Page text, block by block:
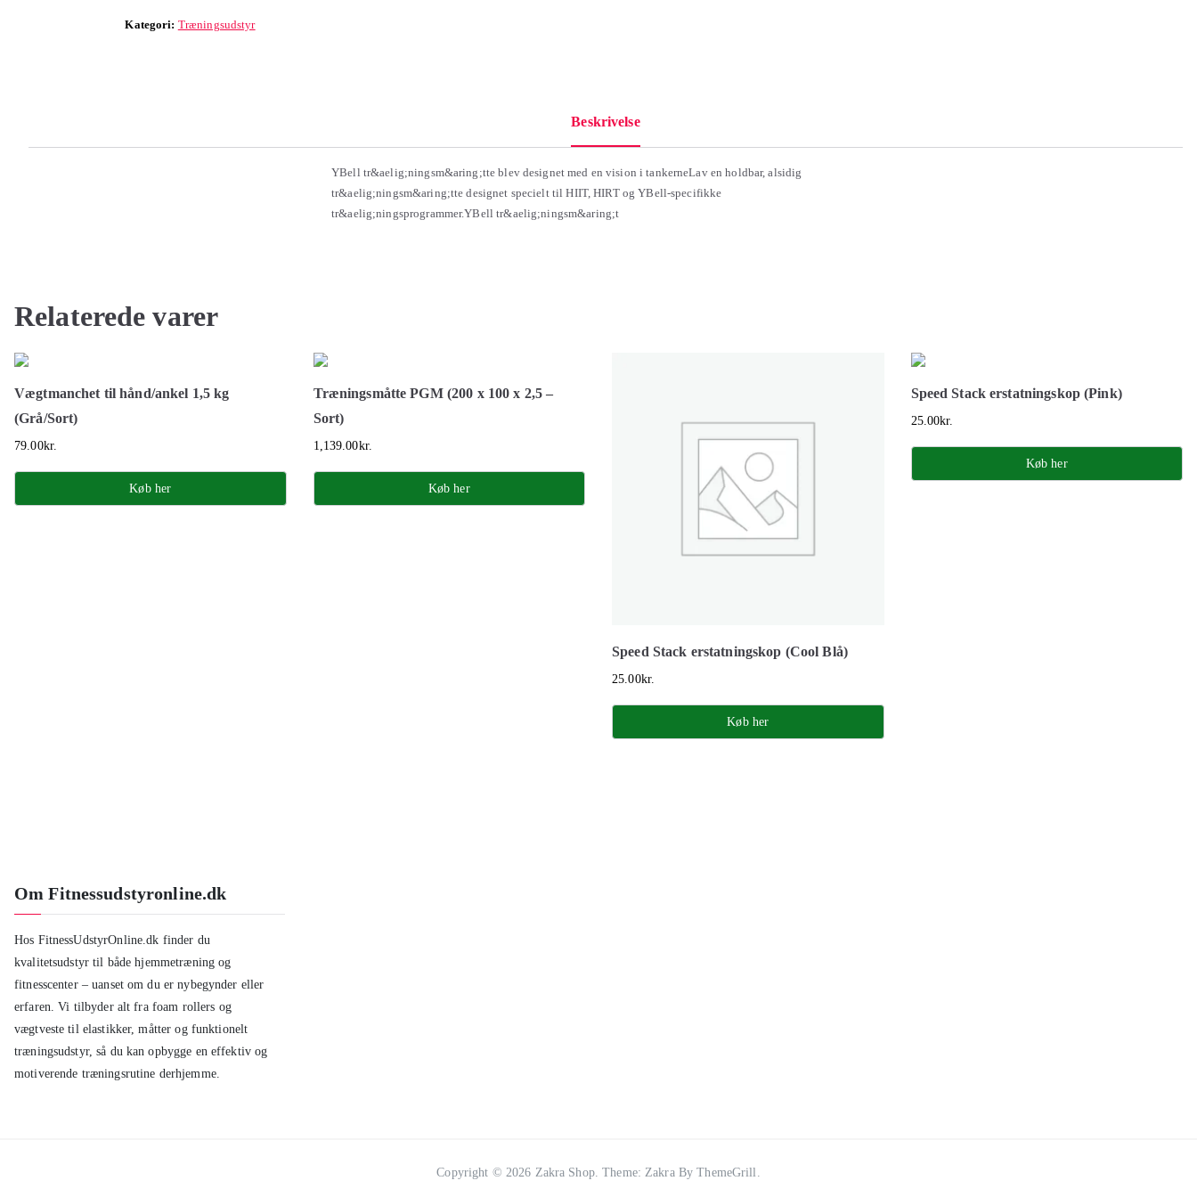
Kategori: Træningsudstyr
Beskrivelse
YBell tr&aelig;ningsm&aring;tte blev designet med en vision i tankerneLav en holdbar, alsidig
tr&aelig;ningsm&aring;tte designet specielt til HIIT, HIRT og YBell-specifikke
tr&aelig;ningsprogrammer.YBell tr&aelig;ningsm&aring;t
Relaterede varer
Vægtmanchet til hånd/ankel 1,5 kg
(Grå/Sort)
79.00kr.
Køb her
Træningsmåtte PGM (200 x 100 x 2,5 –
Sort)
1,139.00kr.
Køb her
Speed Stack erstatningskop (Cool Blå)
25.00kr.
Køb her
Speed Stack erstatningskop (Pink)
25.00kr.
Køb her
Om Fitnessudstyronline.dk
Hos FitnessUdstyrOnline.dk finder du
kvalitetsudstyr til både hjemmetræning og
fitnesscenter – uanset om du er nybegynder eller
erfaren. Vi tilbyder alt fra foam rollers og
vægtveste til elastikker, måtter og funktionelt
træningsudstyr, så du kan opbygge en effektiv og
motiverende træningsrutine derhjemme.
Copyright © 2026 Zakra Shop. Theme:ZakraBy ThemeGrill.